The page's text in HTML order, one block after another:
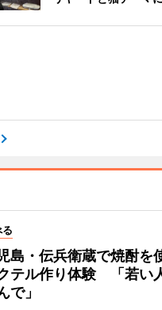
島・伝兵衛蔵で焼酎を
テル作り体験 「若い
で」